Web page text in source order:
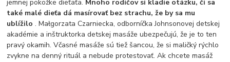
jemnej pokožke dieťaťa. Mnoho rodičov si kladie otázku, či sa
také malé dieťa dá masírovať bez strachu, že by sa mu
ublížilo. Małgorzata Czarniecka, odborníčka Johnsonovej detskej
akadémie a inštruktorka detskej masáže ubezpečujú, že je to ten
pravý okamih. Včasné masáže sú tiež šancou, že si maličký rýchlo
zvykne na denný rituál a nebude protestovať. Ak chcete masáž